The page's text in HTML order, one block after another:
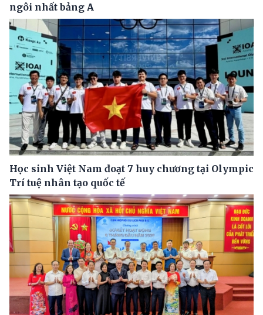
ngôi nhất bảng A
Học sinh Việt Nam đoạt 7 huy chương tại Olympic
Trí tuệ nhân tạo quốc tế